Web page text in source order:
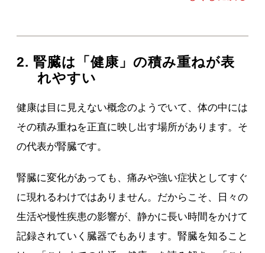
2. 腎臓は「健康」の積み重ねが表
れやすい
健康は目に見えない概念のようでいて、体の中には
その積み重ねを正直に映し出す場所があります。そ
の代表が腎臓です。
腎臓に変化があっても、痛みや強い症状としてすぐ
に現れるわけではありません。だからこそ、日々の
生活や慢性疾患の影響が、静かに長い時間をかけて
記録されていく臓器でもあります。腎臓を知ること